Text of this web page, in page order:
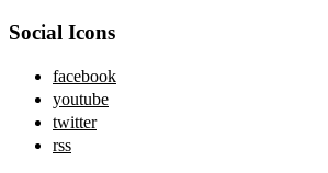
Social Icons
facebook
youtube
twitter
rss